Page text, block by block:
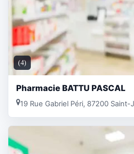
(4)
Pharmacie BATTU PASCAL
19 Rue Gabriel Péri, 87200